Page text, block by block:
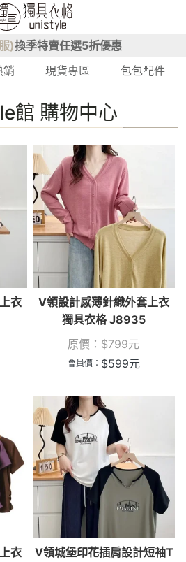
)換季特賣任選5折優惠
銷 現貨專區 包包配件
館 購物中心
衣
V領設計感薄針織外套上衣
獨具衣格 J8935
原價： $799元
會員價： $599元
衣
V領城堡印花插肩設計短袖T